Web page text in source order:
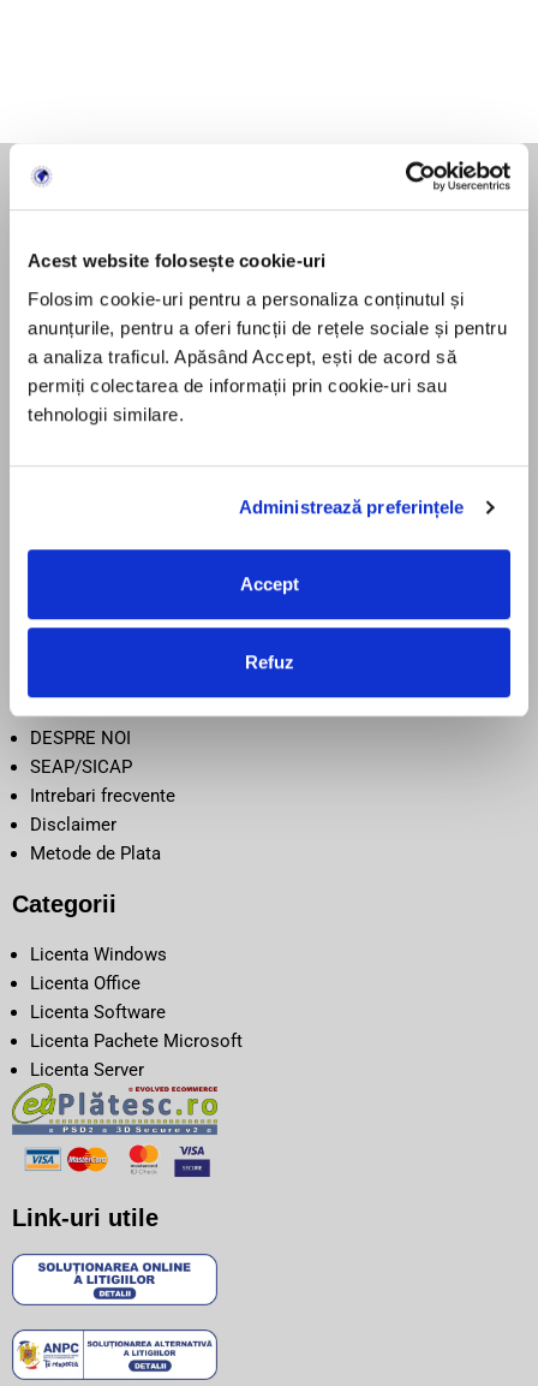
Acest website folosește cookie-uri
Folosim cookie-uri pentru a personaliza conținutul și
anunțurile, pentru a oferi funcții de rețele sociale și pentru
a analiza traficul. Apăsând Accept, ești de acord să
permiți colectarea de informații prin cookie-uri sau
tehnologii similare.
Administrează preferințele
Accept
Refuz
Produsele sunt livrate exclusiv în format digital prin email.
LicenteOnline.ro este operat de LICENTEDIGITALE SRL
CUI: 43282860
Nr. Reg. Com.: J05/2034/2020
Adresă: Beiuș, Jud. Bihor, România
POLITICA DE RETUR
DESPRE NOI
SEAP/SICAP
Intrebari frecvente
Disclaimer
Metode de Plata
Categorii
Licenta Windows
Licenta Office
Licenta Software
Licenta Pachete Microsoft
Licenta Server
Link-uri utile